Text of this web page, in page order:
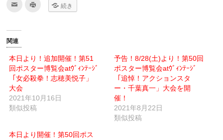
て
メ
ー
ル
で
送
信
(新
し
い
ウ
ウ
し
い
ウ
ィ
ン
で
開
続き
関連
本日より！追加開催！第51
回ポスター博覧会atｳﾞｨﾝﾃｰｼﾞ
「女必殺拳！志穂美悦子」
大会
2021年10月16日
類似投稿
予告！8/28(土)より！第50回
ポスター博覧会atｳﾞｨﾝﾃｰｼﾞ
「追悼！アクションスタ
ー・千葉真一」大会を開
催！
2021年8月22日
類似投稿
本日より開催！第50回ポス